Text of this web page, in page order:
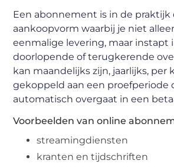
Een abonnement is in de praktijk
aankoopvorm waarbij je niet
eenmalige levering, maar instapt
doorlopende of terugkerende
kan maandelijks zijn, jaarlijks, per
gekoppeld aan een proefperiode
automatisch overgaat in een
Voorbeelden van online
streamingdiensten
kranten en tijdschriften